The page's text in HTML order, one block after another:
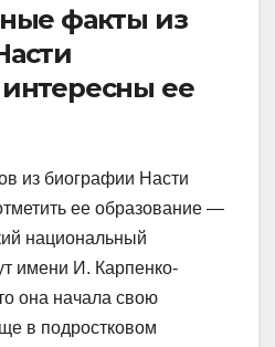
факты из
ее
из биографии Насти
ее образование —
национальный
имени И. Карпенко-
она начала свою
в подростковом